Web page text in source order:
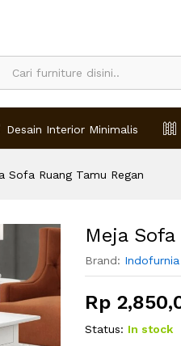
Desain Interior Minimalis
Sofa Ruang Tamu Regan
Meja
Brand: Indofurnia
Rp
Status: In stock